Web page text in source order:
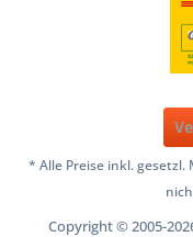
* Alle Preise inkl.
Copyright © 2005-